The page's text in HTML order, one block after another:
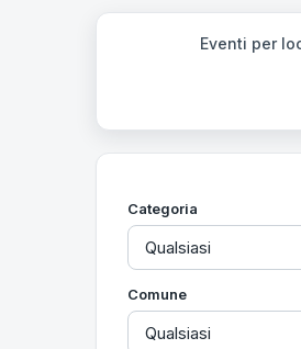
Eventi per
Categoria
Comune